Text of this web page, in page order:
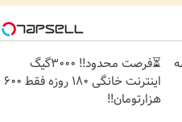
⏳فرصت محدود!! 3000گیگ
اینترنت خانگی 180 روزه فقط 600
هزارتومان!!